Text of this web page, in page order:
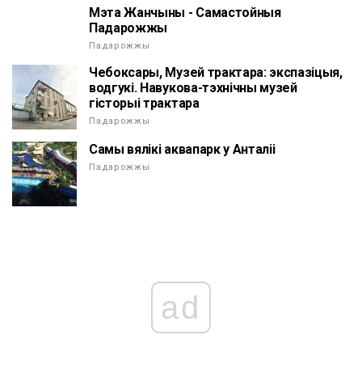
Мэта Жанчыны - Самастойныя
Падарожжы
Падарожжы
Чебоксары, Музей трактара: экспазіцыя,
водгукі. Навукова-тэхнічны музей
гісторыі трактара
Падарожжы
Самы вялікі аквапарк у Анталіі
Падарожжы
ad